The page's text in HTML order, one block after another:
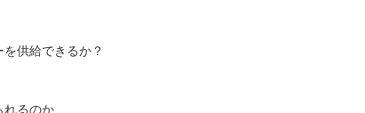
供給できるか？
れるのか